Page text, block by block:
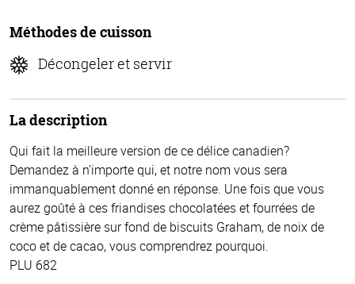
Méthodes de cuisson
Décongeler et servir
La description
Qui fait la meilleure version de ce délice canadien?
Demandez à n’importe qui, et notre nom vous sera
immanquablement donné en réponse. Une fois que vous
aurez goûté à ces friandises chocolatées et fourrées de
crème pâtissière sur fond de biscuits Graham, de noix de
coco et de cacao, vous comprendrez pourquoi.
PLU 682